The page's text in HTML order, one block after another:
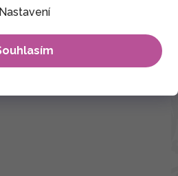
Nastavení